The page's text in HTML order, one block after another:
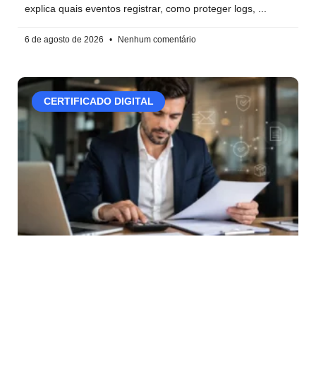
explica quais eventos registrar, como proteger logs,
6 de agosto de 2026 Nenhum comentário
CERTIFICADO DIGITAL